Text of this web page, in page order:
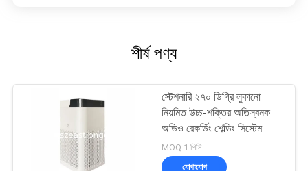
শীর্ষ পণ্য
স্টেশনারি ২৭০ ডিগ্রি লুকানো
নিয়মিত উচ্চ-শক্তির অতিস্বনক
অডিও রেকর্ডিং শেল্ডিং সিস্টেম
MOQ:1 পিসি
যোগাযোগ